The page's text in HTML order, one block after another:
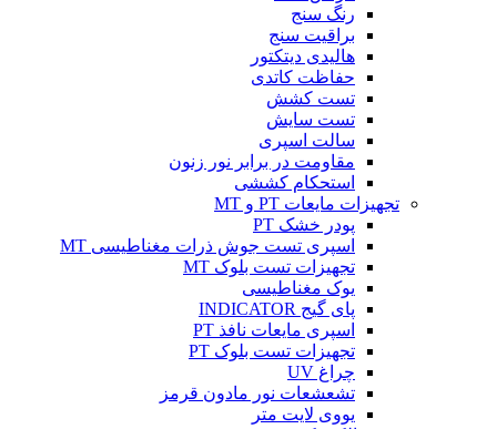
رنگ سنج
براقیت سنج
هالیدی دیتکتور
حفاظت کاتدی
تست کشش
تست سایش
سالت اسپری
مقاومت در برابر نور زنون
استحکام کششی
تجهیزات مایعات PT و MT
پودر خشک PT
اسپری تست جوش ذرات مغناطیسی MT
تجهیزات تست بلوک MT
یوک مغناطیسی
پای گیج INDICATOR
اسپری مایعات نافذ PT
تجهیزات تست بلوک PT
چراغ UV
تشعشعات نور مادون قرمز
یووی لایت متر